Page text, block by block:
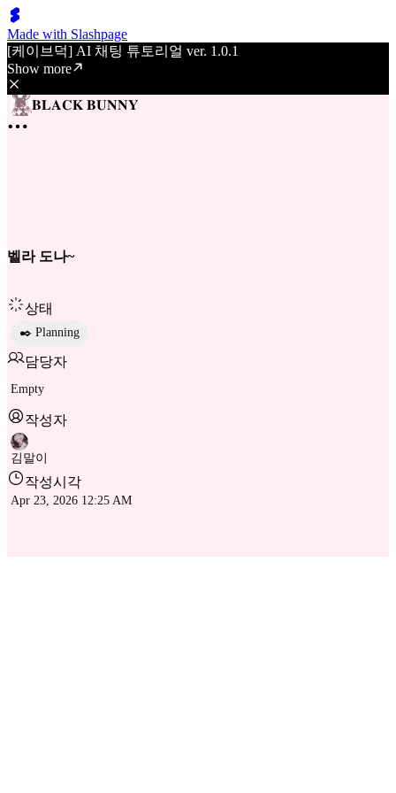
Made with Slashpage
[케이브덕] AI 채팅 튜토리얼 ver. 1.0.1
Show more
𝐁𝐋𝐀𝐂𝐊 𝐁𝐔𝐍𝐍𝐘
벨라 도나~
상태
✒️ Planning
담당자
Empty
작성자
김말이
작성시각
Apr 23, 2026 12:25 AM